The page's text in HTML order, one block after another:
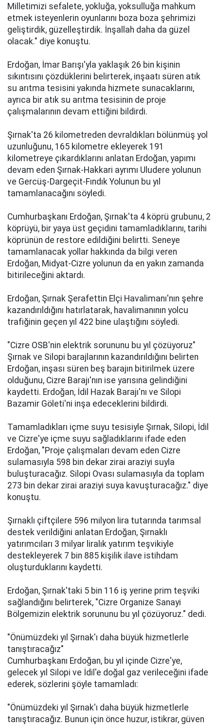
Milletimizi sefalete, yokluğa, yoksulluğa mahkum
etmek isteyenlerin oyunlarını boza boza şehrimizi
geliştirdik, güzelleştirdik. İnşallah daha da güzel
olacak." diye konuştu.
Erdoğan, İmar Barışı'yla yaklaşık 26 bin kişinin
sıkıntısını çözdüklerini belirterek, inşaatı süren atık
su arıtma tesisini yakında hizmete sunacaklarını,
ayrıca bir atık su arıtma tesisinin de proje
çalışmalarının devam ettiğini bildirdi.
Şırnak'ta 26 kilometreden devraldıkları bölünmüş yol
uzunluğunu, 165 kilometre ekleyerek 191
kilometreye çıkardıklarını anlatan Erdoğan, yapımı
devam eden Şırnak-Hakkari ayrımı Uludere yolunun
ve Gercüş-Dargeçit-Fındık Yolunun bu yıl
tamamlanacağını söyledi.
Cumhurbaşkanı Erdoğan, Şırnak'ta 4 köprü grubunu, 2
köprüyü, bir yaya üst geçidini tamamladıklarını, tarihi
köprünün de restore edildiğini belirtti. Seneye
tamamlanacak yollar hakkında da bilgi veren
Erdoğan, Midyat-Cizre yolunun da en yakın zamanda
bitirileceğini aktardı.
Erdoğan, Şırnak Şerafettin Elçi Havalimanı'nın şehre
kazandırıldığını hatırlatarak, havalimanının yolcu
trafiğinin geçen yıl 422 bine ulaştığını söyledi.
"Cizre OSB'nin elektrik sorununu bu yıl çözüyoruz"
Şırnak ve Silopi barajlarının kazandırıldığını belirten
Erdoğan, inşası süren beş barajın bitirilmek üzere
olduğunu, Cizre Barajı'nın ise yarısına gelindiğini
kaydetti. Erdoğan, İdil Hazak Barajı'nı ve Silopi
Bazamir Göleti'ni inşa edeceklerini bildirdi.
Tamamladıkları içme suyu tesisiyle Şırnak, Silopi, İdil
ve Cizre'ye içme suyu sağladıklarını ifade eden
Erdoğan, "Proje çalışmaları devam eden Cizre
sulamasıyla 598 bin dekar zirai araziyi suyla
buluşturacağız. Silopi Ovası sulamasıyla da toplam
273 bin dekar zirai araziyi suya kavuşturacağız." diye
konuştu.
Şırnaklı çiftçilere 596 milyon lira tutarında tarımsal
destek verildiğini anlatan Erdoğan, Şırnaklı
yatırımcıları 3 milyar liralık yatırım teşvikiyle
destekleyerek 7 bin 885 kişilik ilave istihdam
oluşturduklarını kaydetti.
Erdoğan, Şırnak'taki 5 bin 116 iş yerine prim teşviki
sağlandığını belirterek, "Cizre Organize Sanayi
Bölgemizin elektrik sorununu bu yıl çözüyoruz." dedi.
"Önümüzdeki yıl Şırnak'ı daha büyük hizmetlerle
tanıştıracağız"
Cumhurbaşkanı Erdoğan, bu yıl içinde Cizre'ye,
gelecek yıl Silopi ve İdil'e doğal gaz verileceğini ifade
ederek, sözlerini şöyle tamamladı:
"Önümüzdeki yıl Şırnak'ı daha büyük hizmetlerle
tanıştıracağız. Bunun için önce huzur, istikrar, güven